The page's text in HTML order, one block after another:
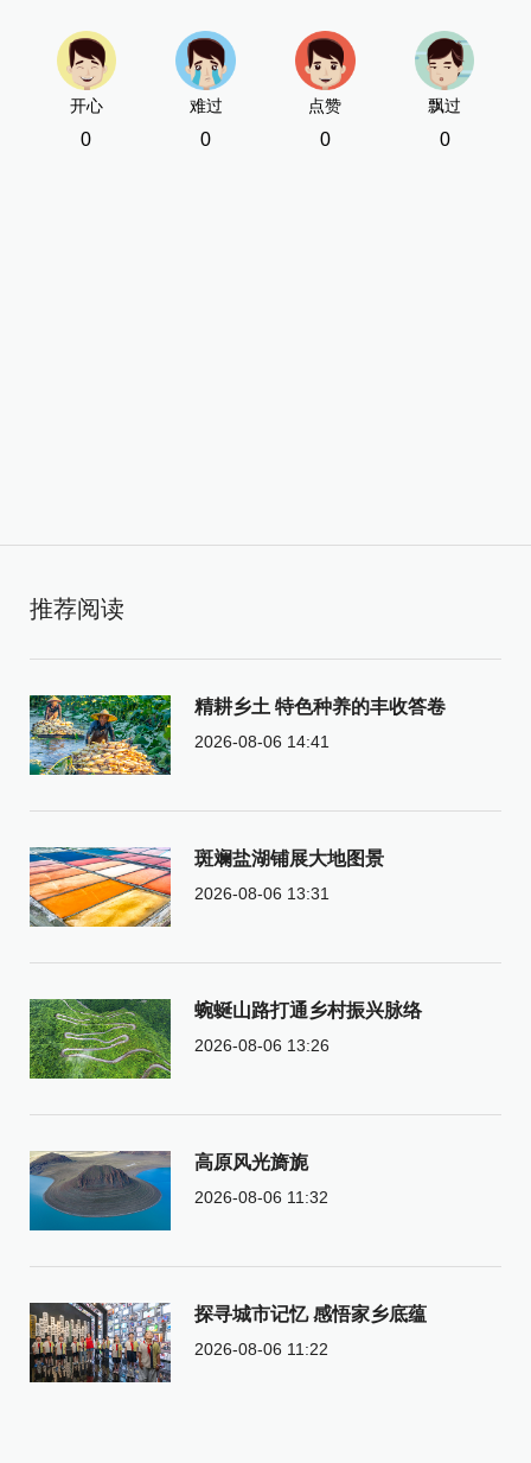
开心
0
难过
0
点赞
0
飘过
0
推荐阅读
精耕乡土 特色种养的丰收答卷
2026-08-06 14:41
斑斓盐湖铺展大地图景
2026-08-06 13:31
蜿蜒山路打通乡村振兴脉络
2026-08-06 13:26
高原风光旖旎
2026-08-06 11:32
探寻城市记忆 感悟家乡底蕴
2026-08-06 11:22